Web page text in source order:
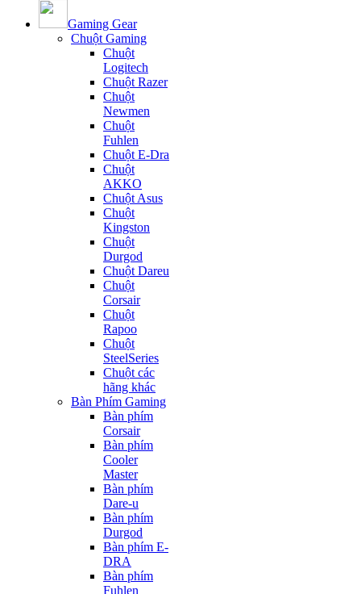
Gaming Gear
Chuột Gaming
Chuột
Logitech
Chuột Razer
Chuột
Newmen
Chuột
Fuhlen
Chuột E-Dra
Chuột
AKKO
Chuột Asus
Chuột
Kingston
Chuột
Durgod
Chuột Dareu
Chuột
Corsair
Chuột
Rapoo
Chuột
SteelSeries
Chuột các
hãng khác
Bàn Phím Gaming
Bàn phím
Corsair
Bàn phím
Cooler
Master
Bàn phím
Dare-u
Bàn phím
Durgod
Bàn phím E-
DRA
Bàn phím
Fuhlen